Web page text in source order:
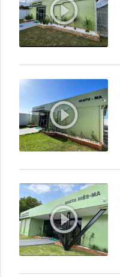
play_circle_outline
play_circle_outline
play_circle_outline